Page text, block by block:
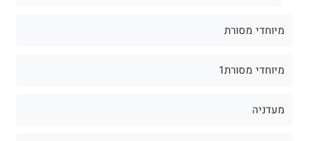
מיוחדי מסורת
מיוחדי מסורת1
מעדניה